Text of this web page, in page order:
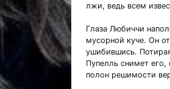
лжи, ведь всем
Глаза Любиччи
мусорной куче. Он
ушибившись.
Пупелль снимет его,
полон решимости